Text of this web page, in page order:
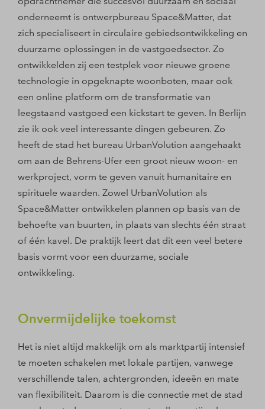
onderneemt is ontwerpbureau Space&Matter, dat
zich specialiseert in circulaire gebiedsontwikkeling en
duurzame oplossingen in de vastgoedsector. Zo
ontwikkelden zij een testplek voor nieuwe groene
technologie in opgeknapte woonboten, maar ook
een online platform om de transformatie van
leegstaand vastgoed een kickstart te geven. In Berlijn
zie ik ook veel interessante dingen gebeuren. Zo
heeft de stad het bureau UrbanVolution aangehaakt
om aan de Behrens-Ufer een groot nieuw woon- en
werkproject, vorm te geven vanuit humanitaire en
spirituele waarden. Zowel UrbanVolution als
Space&Matter ontwikkelen plannen op basis van de
behoefte van buurten, in plaats van slechts één straat
of één kavel. De praktijk leert dat dit een veel betere
basis vormt voor een duurzame, sociale
ontwikkeling.
Onvermijdelijke toekomst
Het is niet altijd makkelijk om als marktpartij intensief
te moeten schakelen met lokale partijen, vanwege
verschillende talen, achtergronden, ideeën en mate
van flexibiliteit. Daarom is die connectie met de stad